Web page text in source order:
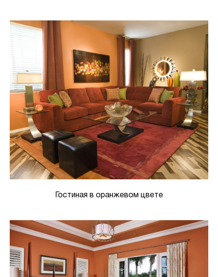
Гостиная в оранжевом цвете